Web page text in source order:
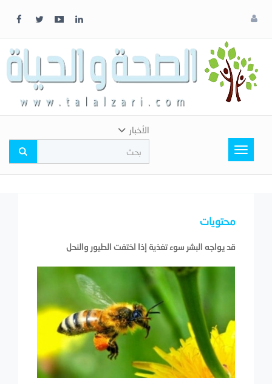
لونك
المفضل
Toggle
navigation
الأخبار
محتويات
قد يواجه البشر سوء تغذية إذا اختفت الطيور والنحل